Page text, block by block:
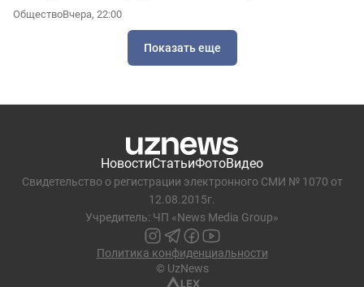
ОбществоВчера, 22:00
Показать еще
НовостиСтатьиФотоВидео
Свидетельство о регистрации электронного СМИ № 1070 от
12.08.2015г.
Учредитель: ЧП «News Media Group»
Политика конфиденциальности
© UzNews